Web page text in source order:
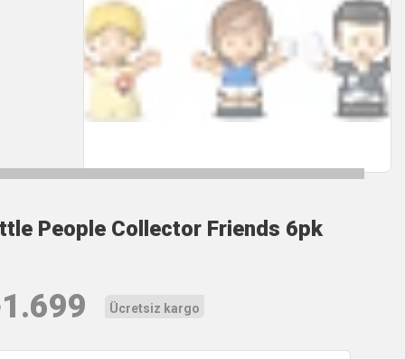
People Collector Friends 6pk
1.699 Ücretsiz kargo